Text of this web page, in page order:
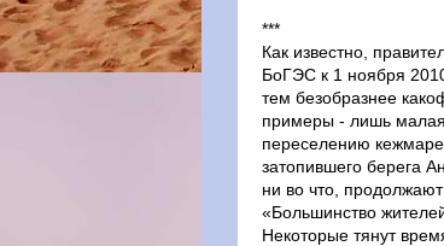
***
Как известно,
БоГЭС к 1 ноября
тем безобразнее
примеры - лишь малая
переселению
затопившего берега
ни во что, продолжают
«Большинство
Некоторые тянут